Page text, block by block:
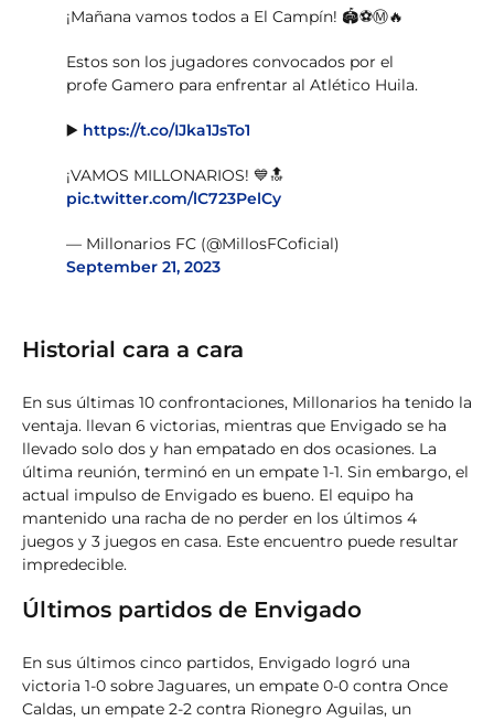
¡Mañana vamos todos a El Campín! 🏟️⚽️Ⓜ️🔥
Estos son los jugadores convocados por el
profe Gamero para enfrentar al Atlético Huila.
▶️ https://t.co/IJka1JsTo1
¡VAMOS MILLONARIOS! 💙🔝
pic.twitter.com/lC723PelCy
— Millonarios FC (@MillosFCoficial)
September 21, 2023
Historial cara a cara
En sus últimas 10 confrontaciones, Millonarios ha tenido la
ventaja. llevan 6 victorias, mientras que Envigado se ha
llevado solo dos y han empatado en dos ocasiones. La
última reunión, terminó en un empate 1-1. Sin embargo, el
actual impulso de Envigado es bueno. El equipo ha
mantenido una racha de no perder en los últimos 4
juegos y 3 juegos en casa. Este encuentro puede resultar
impredecible.
Últimos partidos de Envigado
En sus últimos cinco partidos, Envigado logró una
victoria 1-0 sobre Jaguares, un empate 0-0 contra Once
Caldas, un empate 2-2 contra Rionegro Aguilas, un